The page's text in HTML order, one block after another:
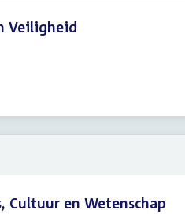
Veiligheid
Cultuur en Wetenschap